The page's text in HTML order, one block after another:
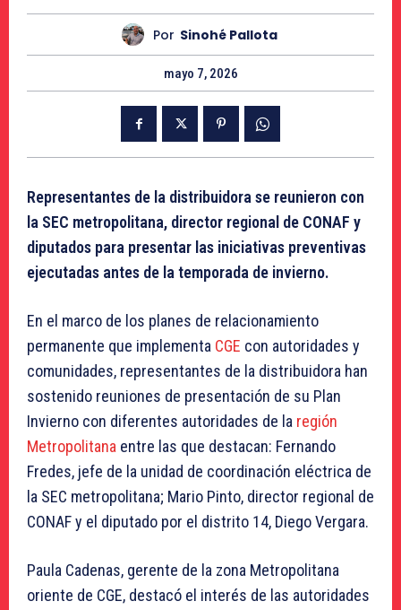
Por Sinohé Pallota
mayo 7, 2026
Representantes de la distribuidora se reunieron con
la SEC metropolitana, director regional de CONAF y
diputados para presentar las iniciativas preventivas
ejecutadas antes de la temporada de invierno.
En el marco de los planes de relacionamiento
permanente que implementa CGE con autoridades y
comunidades, representantes de la distribuidora han
sostenido reuniones de presentación de su Plan
Invierno con diferentes autoridades de la región
Metropolitana entre las que destacan: Fernando
Fredes, jefe de la unidad de coordinación eléctrica de
la SEC metropolitana; Mario Pinto, director regional de
CONAF y el diputado por el distrito 14, Diego Vergara.
Paula Cadenas, gerente de la zona Metropolitana
oriente de CGE, destacó el interés de las autoridades